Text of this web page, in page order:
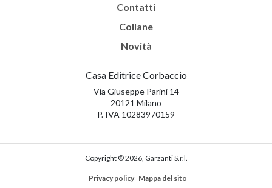
Contatti
Collane
Novità
Casa Editrice Corbaccio
Via Giuseppe Parini 14
20121 Milano
P. IVA 10283970159
Copyright © 2026, Garzanti S.r.l.
Privacy policy Mappa del sito